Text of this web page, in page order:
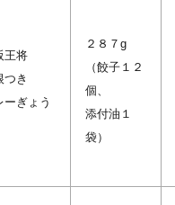
王将
つき
ーぎょう
２８７g
（餃子１２
個、
添付油１
袋）